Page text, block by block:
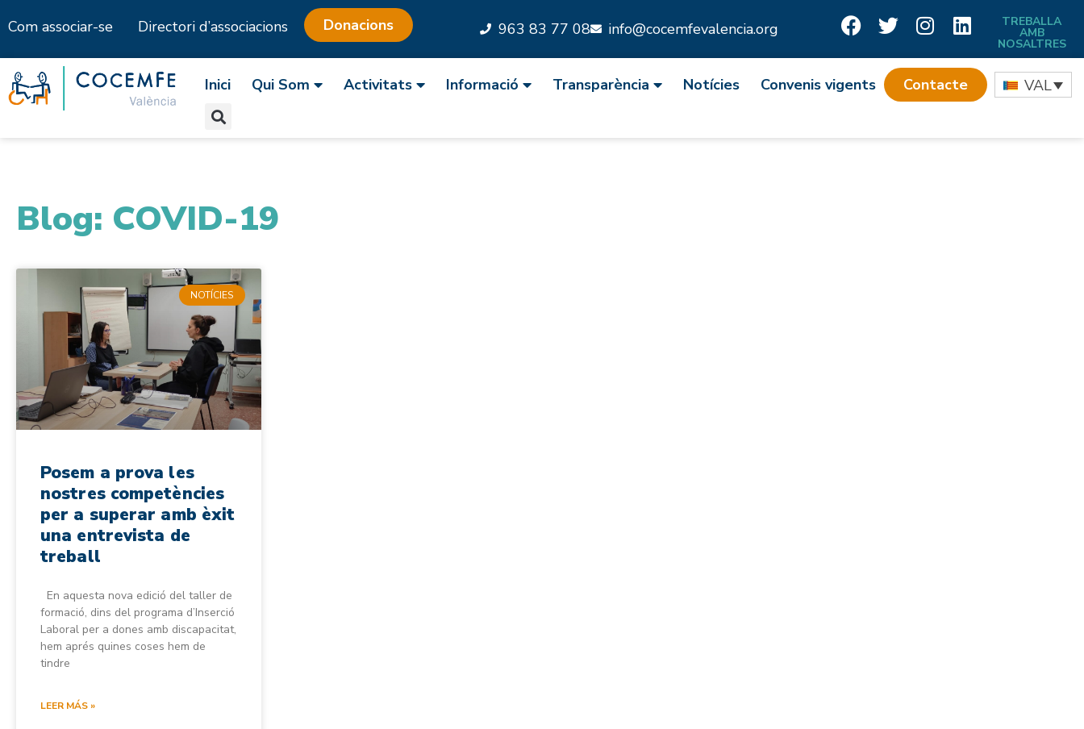
to
content
Com associar-se Directori d’associacions Donacions 963 83 77 08 info@cocemfevalencia.org TREBALLA
AMB
NOSALTRES
Inici Qui Som Activitats Informació Transparència Notícies Convenis vigents Contacte VAL
Blog: COVID-19
NOTÍCIES
Posem a prova les
nostres competències
per a superar amb èxit
una entrevista de
treball
En aquesta nova edició del taller de
formació, dins del programa d’Inserció
Laboral per a dones amb discapacitat,
hem aprés quines coses hem de
tindre
LEER MÁS »